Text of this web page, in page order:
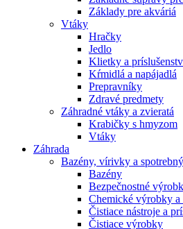
Základy pre akváriá
Vtáky
Hračky
Jedlo
Klietky a
Kŕmidlá a napájadlá
Prepravníky
Zdravé predmety
Záhradné vtáky a zvieratá
Krabičky s hmyzom
Vtáky
Záhrada
Bazény, vírivky a
Bazény
Bezpečnostné
Chemické výrobky
Čistiace nástroje a
Čistiace výrobky